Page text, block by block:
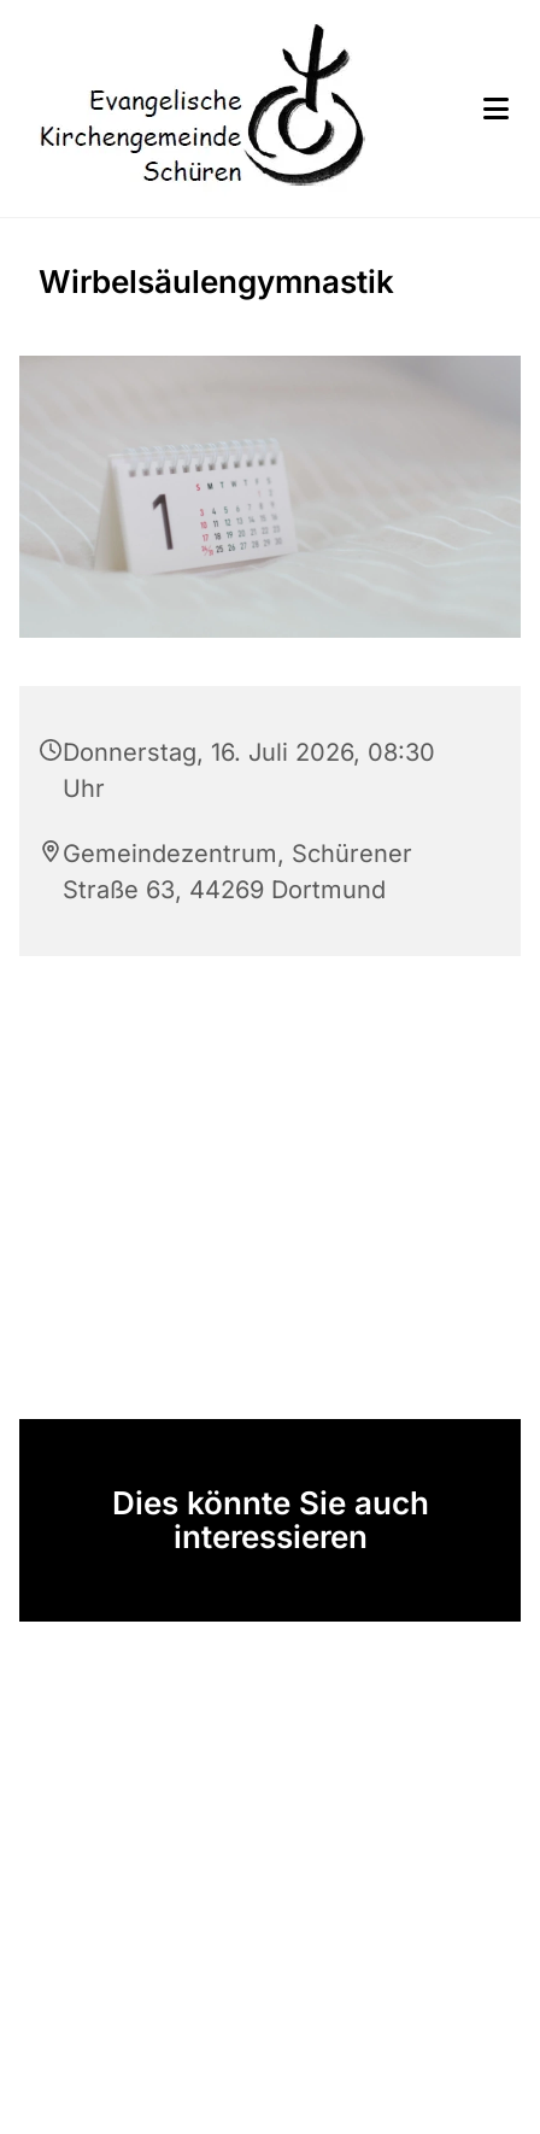
Wirbelsäulengymnastik
Donnerstag, 16. Juli 2026, 08:30
Uhr
Gemeindezentrum, Schürener
Straße 63, 44269 Dortmund
Dies könnte Sie auch
interessieren